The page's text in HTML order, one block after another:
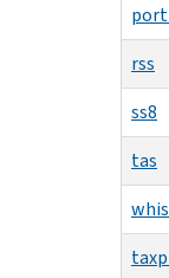
rss
ss8
tas